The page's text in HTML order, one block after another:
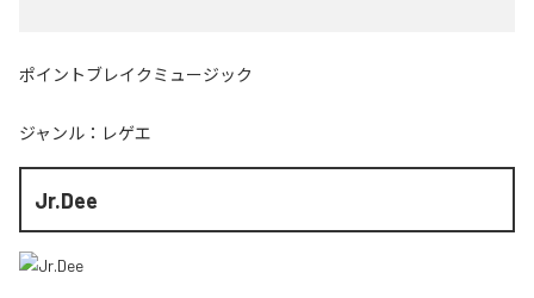
ポイントブレイクミュージック
ジャンル： レゲエ
Jr.Dee